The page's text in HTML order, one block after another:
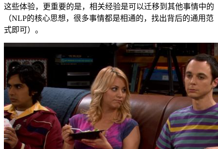
这些体验，更重要的是，相关经验是可以迁移到其他事情中的
（NLP的核心思想，很多事情都是相通的，找出背后的通用范
式即可）。